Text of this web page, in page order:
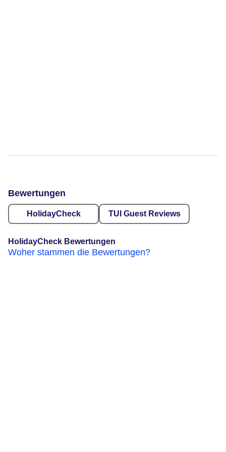
Bewertungen
HolidayCheck TUI Guest Reviews
HolidayCheck Bewertungen
Woher stammen die Bewertungen?